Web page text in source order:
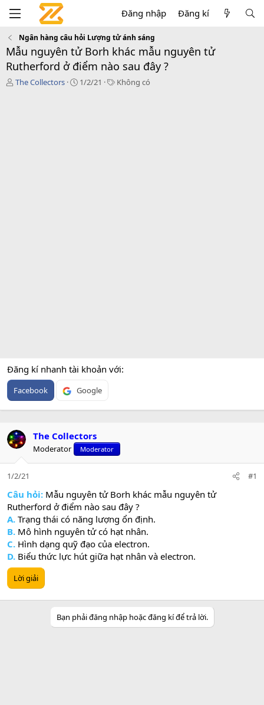
Đăng nhập Đăng kí
Ngân hàng câu hỏi Lượng tử ánh sáng
Mẫu nguyên tử Borh khác mẫu nguyên tử
Rutherford ở điểm nào sau đây ?
T
The Collectors
C1/2/21
T
Không có
Đăng kí nhanh tài khoản với
Facebook Google
The Collectors
Moderator Moderator
1/2/21 #1
Câu hỏi: Mẫu nguyên tử Borh khác mẫu nguyên tử
Rutherford ở điểm nào sau đây ?
A. Trạng thái có năng lượng ổn định.
B. Mô hình nguyên tử có hạt nhân.
C. Hình dạng quỹ đạo của electron.
D. Biểu thức lực hút giữa hạt nhân và electron.
Lời giải
Bạn phải đăng nhập hoặc đăng kí để trả lời.